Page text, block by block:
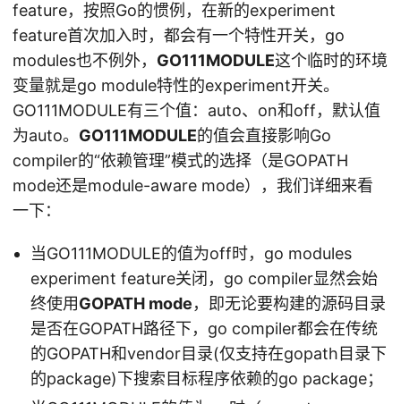
feature，按照Go的惯例，在新的experiment
feature首次加入时，都会有一个特性开关，go
modules也不例外， GO111MODULE这个临时的环境
变量就是go module特性的experiment开关。
GO111MODULE有三个值：auto、on和off，默认值
为auto。 GO111MODULE的值会直接影响Go
compiler的“依赖管理”模式的选择（是GOPATH
mode还是module-aware mode），我们详细来看
一下：
当GO111MODULE的值为off时，go modules
experiment feature关闭，go compiler显然会始
终使用GOPATH mode，即无论要构建的源码目录
是否在GOPATH路径下，go compiler都会在传统
的GOPATH和vendor目录(仅支持在gopath目录下
的package)下搜索目标程序依赖的go package；